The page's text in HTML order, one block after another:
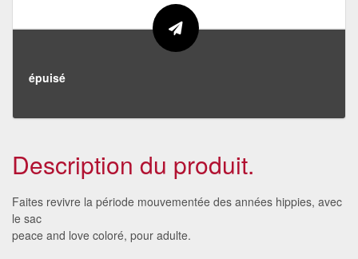
épuisé
Description du produit.
Faites revivre la période mouvementée des années hippies, avec
le sac
peace and love coloré, pour adulte.